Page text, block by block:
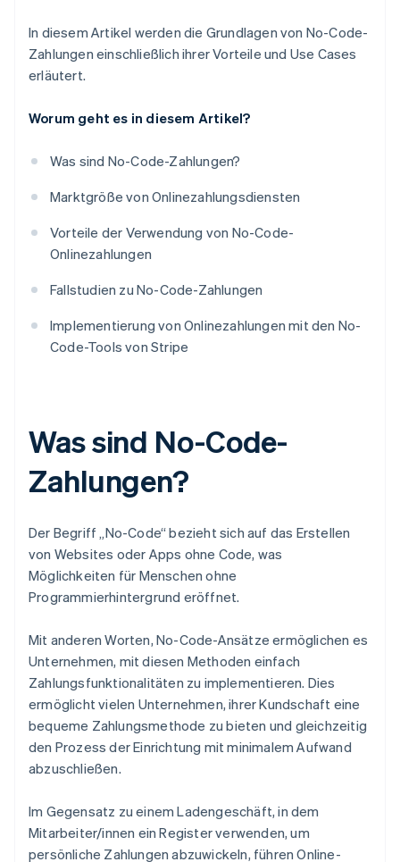
In diesem Artikel werden die Grundlagen von No-Code-
Zahlungen einschließlich ihrer Vorteile und Use Cases
erläutert.
Worum geht es in diesem Artikel?
Was sind No-Code-Zahlungen?
Marktgröße von Onlinezahlungsdiensten
Vorteile der Verwendung von No-Code-
Onlinezahlungen
Fallstudien zu No-Code-Zahlungen
Implementierung von Onlinezahlungen mit den No-
Code-Tools von Stripe
Was sind No-Code-
Zahlungen?
Der Begriff „No-Code“ bezieht sich auf das Erstellen
von Websites oder Apps ohne Code, was
Möglichkeiten für Menschen ohne
Programmierhintergrund eröffnet.
Mit anderen Worten, No-Code-Ansätze ermöglichen es
Unternehmen, mit diesen Methoden einfach
Zahlungsfunktionalitäten zu implementieren. Dies
ermöglicht vielen Unternehmen, ihrer Kundschaft eine
bequeme Zahlungsmethode zu bieten und gleichzeitig
den Prozess der Einrichtung mit minimalem Aufwand
abzuschließen.
Im Gegensatz zu einem Ladengeschäft, in dem
Mitarbeiter/innen ein Register verwenden, um
persönliche Zahlungen abzuwickeln, führen Online-